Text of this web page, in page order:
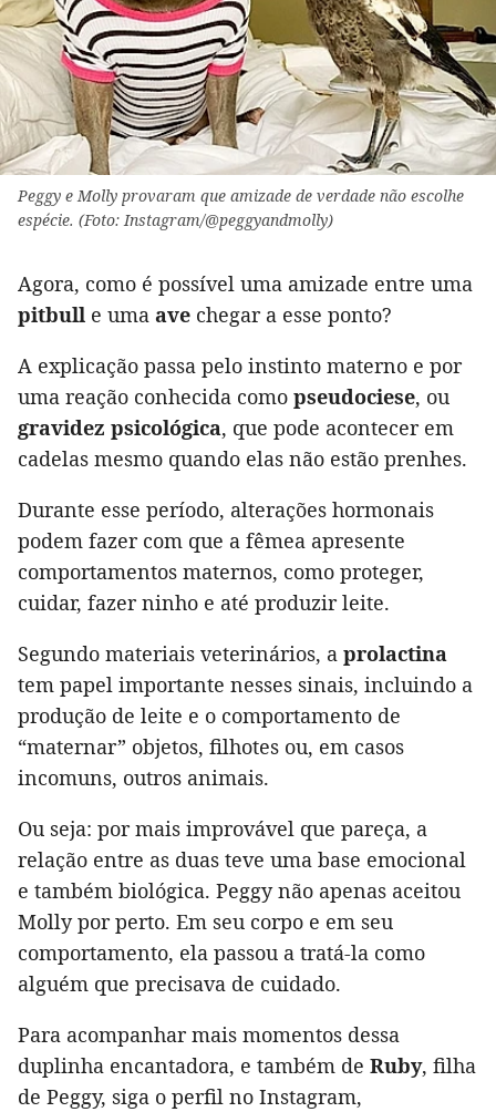
Peggy e Molly provaram que amizade de verdade não escolhe
espécie. (Foto: Instagram/@peggyandmolly)
Agora, como é possível uma amizade entre uma
pitbull e uma ave chegar a esse ponto?
A explicação passa pelo instinto materno e por
uma reação conhecida como pseudociese, ou
gravidez psicológica, que pode acontecer em
cadelas mesmo quando elas não estão prenhes.
Durante esse período, alterações hormonais
podem fazer com que a fêmea apresente
comportamentos maternos, como proteger,
cuidar, fazer ninho e até produzir leite.
Segundo materiais veterinários, a prolactina
tem papel importante nesses sinais, incluindo a
produção de leite e o comportamento de
“maternar” objetos, filhotes ou, em casos
incomuns, outros animais.
Ou seja: por mais improvável que pareça, a
relação entre as duas teve uma base emocional
e também biológica. Peggy não apenas aceitou
Molly por perto. Em seu corpo e em seu
comportamento, ela passou a tratá-la como
alguém que precisava de cuidado.
Para acompanhar mais momentos dessa
duplinha encantadora, e também de Ruby, filha
de Peggy, siga o perfil no Instagram,